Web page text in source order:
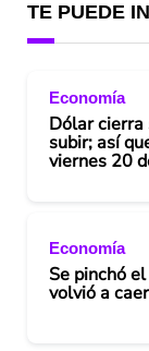
TE PUEDE
Economía
Dólar cierra
subir; así
viernes 20
Economía
Se pinchó
volvió a